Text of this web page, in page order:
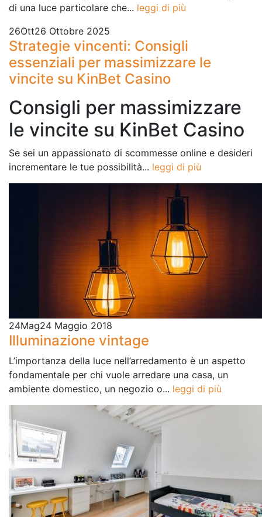
di una luce particolare che... leggi di più
26Ott26 Ottobre 2025
Strategie vincenti: Consigli
essenziali per massimizzare le
vincite su KinBet Casino
Consigli per massimizzare
le vincite su KinBet Casino
Se sei un appassionato di scommesse online e desideri
incrementare le tue possibilità... leggi di più
24Mag24 Maggio 2018
Illuminazione vintage
L’importanza della luce nell’arredamento è un aspetto
fondamentale per chi vuole arredare una casa, un
ambiente domestico, un negozio o... leggi di più